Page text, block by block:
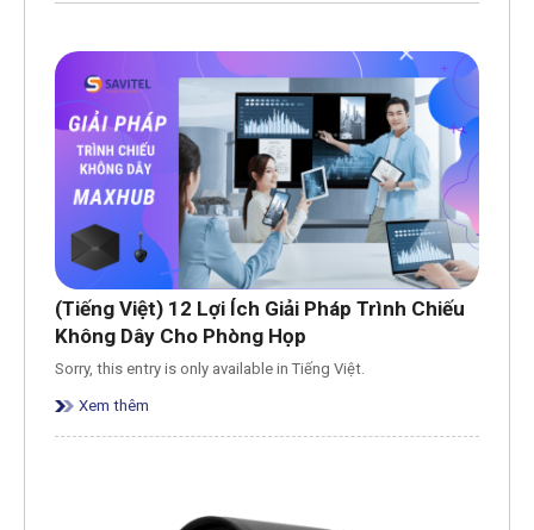
(Tiếng Việt) 12 Lợi Ích Giải Pháp Trình Chiếu
Không Dây Cho Phòng Họp
Sorry, this entry is only available in Tiếng Việt.
Xem thêm